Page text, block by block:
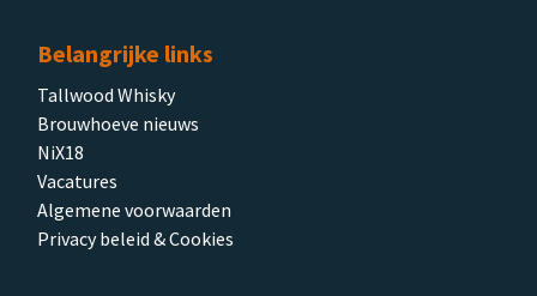
Belangrijke links
Tallwood Whisky
Brouwhoeve nieuws
NiX18
Vacatures
Algemene voorwaarden
Privacy beleid & Cookies